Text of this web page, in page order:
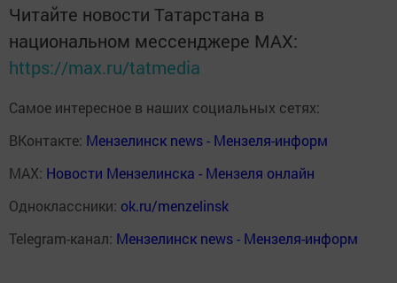
Читайте новости Татарстана в
национальном мессенджере MАХ:
https://max.ru/tatmedia
Самое интересное в наших социальных сетях:
ВКонтакте: Мензелинск news - Мензеля-информ
MAX: Новости Мензелинска - Мензеля онлайн
Одноклассники: ok.ru/menzelinsk
Telegram-канал: Мензелинск news - Мензеля-информ